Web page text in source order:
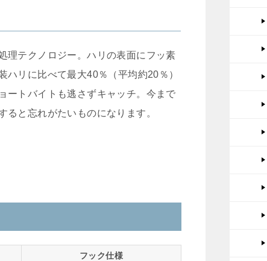
理テクノロジー。ハリの表面にフッ素
リに比べて最大40％（平均約20％）
ートバイトも逃さずキャッチ。今まで
と忘れがたいものになります。
フック仕様